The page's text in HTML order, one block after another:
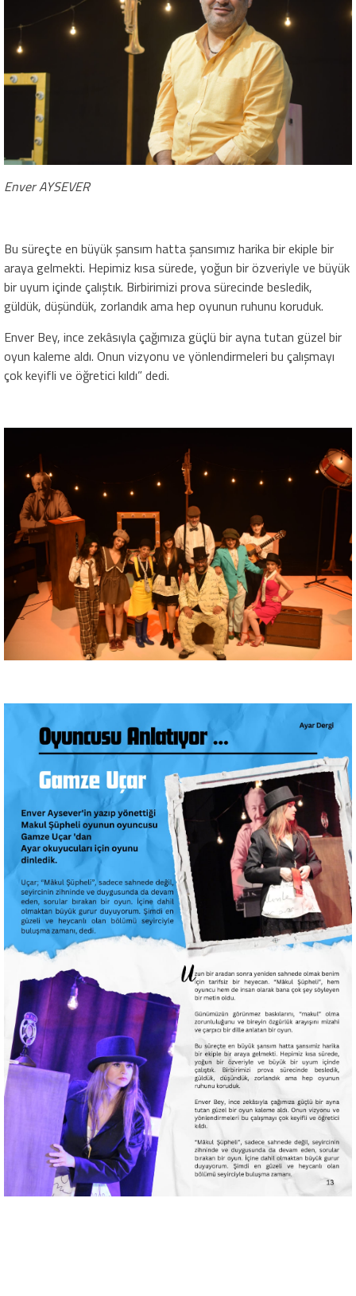
Enver AYSEVER
Bu süreçte en büyük şansım hatta şansımız harika bir ekiple bir
araya gelmekti. Hepimiz kısa sürede, yoğun bir özveriyle ve büyük
bir uyum içinde çalıştık. Birbirimizi prova sürecinde besledik,
güldük, düşündük, zorlandık ama hep oyunun ruhunu koruduk.
Enver Bey, ince zekâsıyla çağımıza güçlü bir ayna tutan güzel bir
oyun kaleme aldı. Onun vizyonu ve yönlendirmeleri bu çalışmayı
çok keyifli ve öğretici kıldı” dedi.